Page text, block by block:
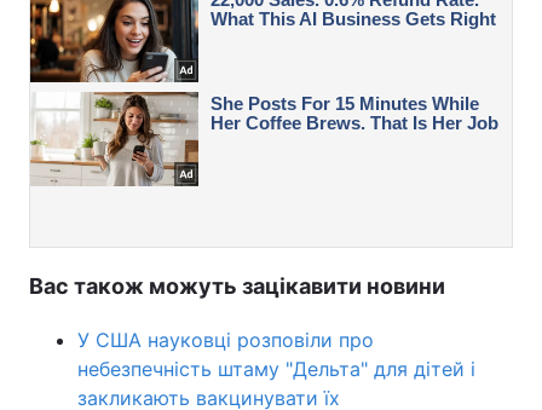
Вас також можуть зацікавити новини
У США науковці розповіли про
небезпечність штаму "Дельта" для дітей і
закликають вакцинувати їх